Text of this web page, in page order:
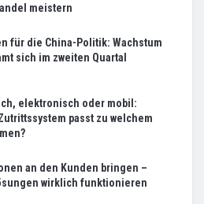
meistern
für die China-Politik: Wachstum
sich im zweiten Quartal
elektronisch oder mobil:
passt zu welchem
an den Kunden bringen –
wirklich funktionieren